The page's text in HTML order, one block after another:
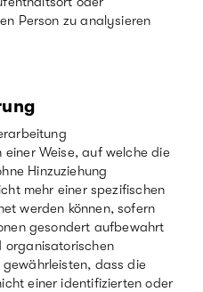
Person zu analysieren
Weise, auf welche die
Hinzuziehung
mehr einer spezifischen
werden können, sofern
gesondert aufbewahrt
organisatorischen
dass die
einer identifizierten oder